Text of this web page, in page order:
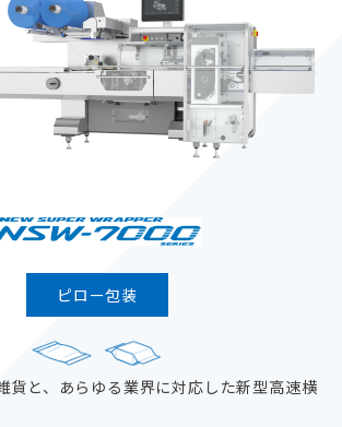
ピロー包装
貨と、あらゆる業界に対応した新型高速横